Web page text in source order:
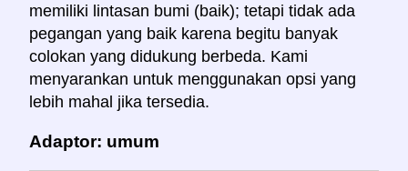
memiliki lintasan bumi (baik); tetapi tidak ada
pegangan yang baik karena begitu banyak
colokan yang didukung berbeda. Kami
menyarankan untuk menggunakan opsi yang
lebih mahal jika tersedia.
Adaptor: umum